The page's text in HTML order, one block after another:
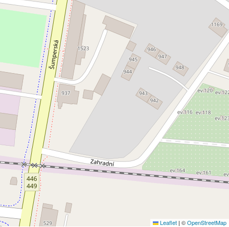
Leaflet | ©OpenStreetMap